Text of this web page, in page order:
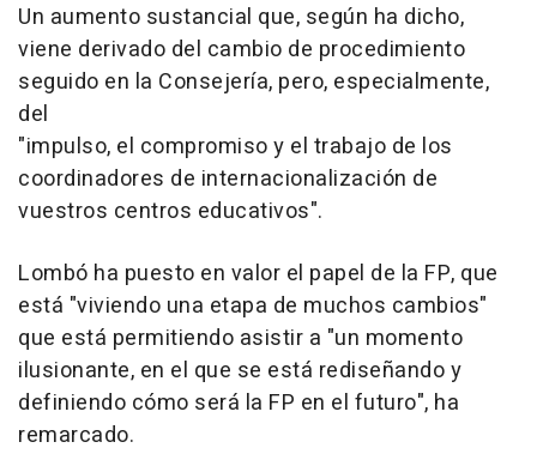
Un aumento sustancial que, según ha dicho,
viene derivado del cambio de procedimiento
seguido en la Consejería, pero, especialmente,
del
"impulso, el compromiso y el trabajo de los
coordinadores de internacionalización de
vuestros centros educativos".
Lombó ha puesto en valor el papel de la FP, que
está "viviendo una etapa de muchos cambios"
que está permitiendo asistir a "un momento
ilusionante, en el que se está rediseñando y
definiendo cómo será la FP en el futuro", ha
remarcado.